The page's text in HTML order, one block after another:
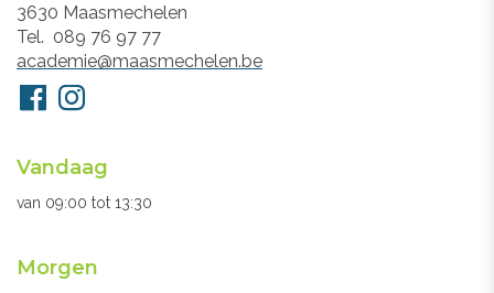
3630 Maasmechelen
Tel.
089 76 97 77
E-
mail
academie@maasmechelen.be
Volg
ons
FacebookInstagram
Openingsuren
secretariaat
Vandaag
van 09:00 tot 13:30
Morgen